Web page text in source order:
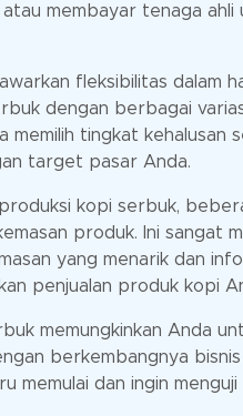
membayar tenaga ahli
fleksibilitas dalam
dengan berbagai
memilih tingkat kehalusan
target pasar Anda.
kopi serbuk,
produk. Ini sangat
yang menarik dan
penjualan produk kopi
memungkinkan Anda
berkembangnya bisnis
memulai dan ingin